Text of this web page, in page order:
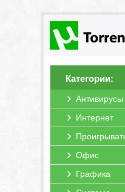
Категории:
Антивирусы
Интернет
Офис
Графика